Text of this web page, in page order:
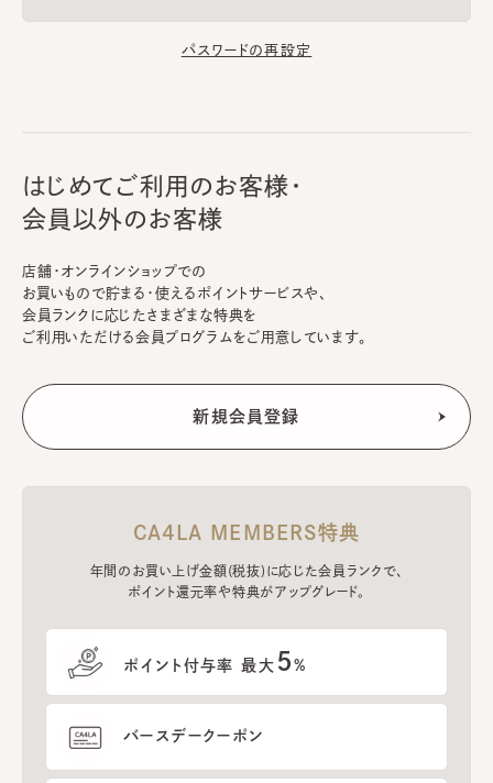
パスワードの再設定
はじめてご利用のお客様・
会員以外のお客様
店舗・オンラインショップでの
お買いもので貯まる・使えるポイントサービスや、
会員ランクに応じたさまざまな特典を
ご利用いただける会員プログラムをご用意しています。
CA4LA MEMBERS特典
年間のお買い上げ金額(税抜)に応じた会員ランクで、
ポイント還元率や特典がアップグレード。
ポイント付与率 最大 5%
バースデークーポン